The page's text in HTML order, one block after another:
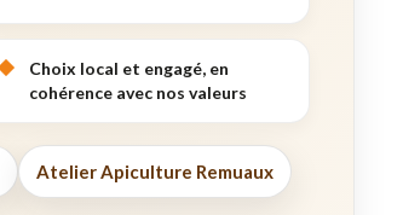
Choix local et engagé, en
cohérence avec nos valeurs
Atelier Apiculture Remuaux